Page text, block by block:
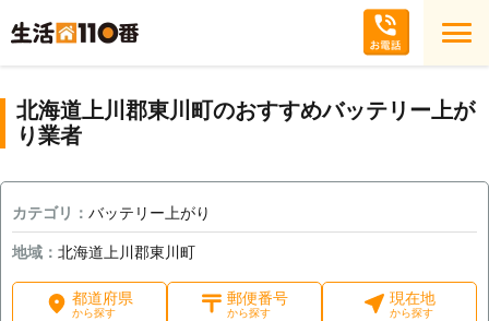
北海道上川郡東川町のおすすめバッテリー上が
り業者
カテゴリ： バッテリー上がり
地域： 北海道上川郡東川町
都道府県
から探す
郵便番号
から探す
現在地
から探す